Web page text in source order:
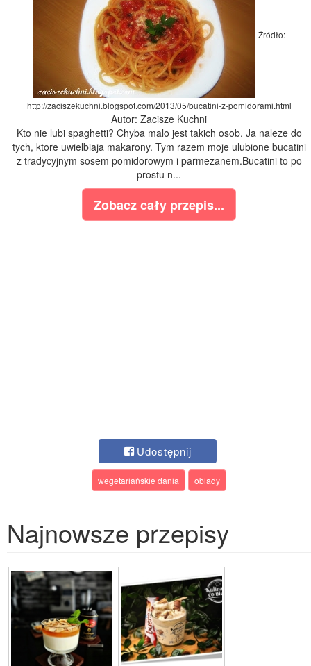
Źródło:
http://zaciszekuchni.blogspot.com/2013/05/bucatini-z-pomidorami.html
Autor: Zacisze Kuchni
Kto nie lubi spaghetti? Chyba malo jest takich osob. Ja naleze do
tych, ktore uwielbiaja makarony. Tym razem moje ulubione bucatini
z tradycyjnym sosem pomidorowym i parmezanem.Bucatini to po
prostu n...
Zobacz cały przepis...
Udostępnij
wegetariańskie dania obiady
Najnowsze przepisy